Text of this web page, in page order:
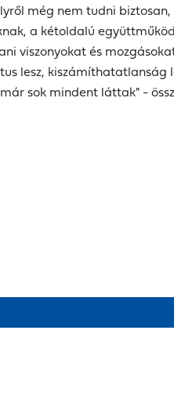
még nem tudni
a kétoldalú
viszonyokat és
lesz,
sok mindent láttak" -